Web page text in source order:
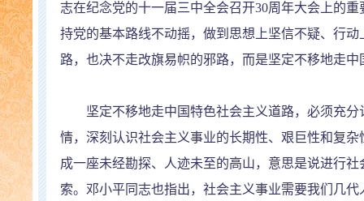
志在纪念党的十一届三中全会召开30周年大会上的重
持党的基本路线不动摇，做到思想上坚信不疑、行
路，也决不走改旗易帜的邪路，而是坚定不移地走
坚定不移地走中国特色社会主义道路，必须充分
情，深刻认识社会主义事业的长期性、艰巨性和复
成一座未经勘探、人迹未至的高山，意思是说进行
索。邓小平同志也指出，社会主义事业需要我们几